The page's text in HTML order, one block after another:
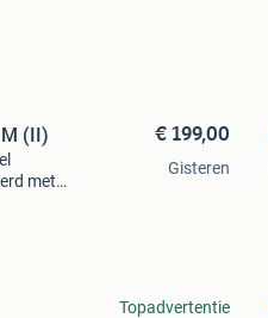
(II)
met
€ 199,00
Gisteren
Topadvertentie